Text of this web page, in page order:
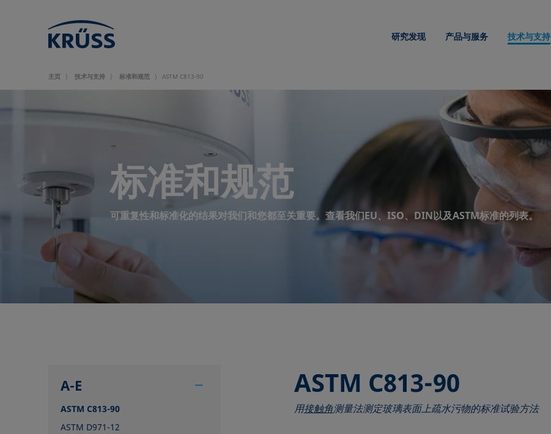
研究发现 产品与服务 技术与支持
主页 技术与支持 标准和规范 ASTM C813-90
标准和规范
可重复性和标准化的结果对我们和您都至关重要。查看我们EU、ISO、DIN以及ASTM标准的列表。
A-E
ASTM C813-90
ASTM D971-12
ASTM C813-90
用接触角测量法测定玻璃表面上疏水污物的标准试验方法